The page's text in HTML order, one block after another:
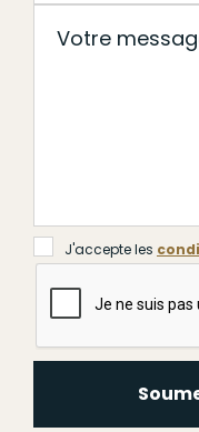
J'accepte les